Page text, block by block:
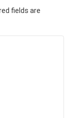
fields are